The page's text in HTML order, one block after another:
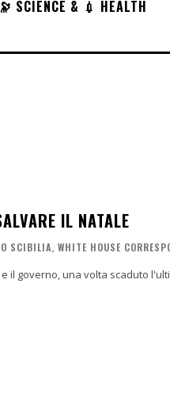
🔭 SCIENCE & 💉 HEALTH
IL NATALE
SCIBILIA, WHITE HOUSE
il governo, una volta scaduto